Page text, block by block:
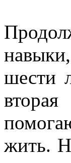
шести
жить.